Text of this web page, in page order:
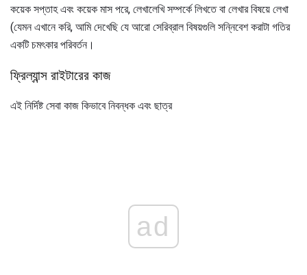
কয়েক সপ্তাহ এবং কয়েক মাস পরে, লেখালেখি সম্পর্কে লিখতে বা লেখার বিষয়ে লেখা
(যেমন এখানে করি, আমি দেখেছি যে আরো সেরিব্রাল বিষয়গুলি সন্নিবেশ করাটা গতির
একটি চমৎকার পরিবর্তন।
ফ্রিল্যান্স রাইটারের কাজ
এই নির্দিষ্ট সেবা কাজ কিভাবে নিবন্ধক এবং ছাত্র
ad